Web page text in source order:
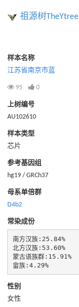
祖源树TheYtree
样本名称
江苏省南京市蓝
95 0
上树编号
AU102610
样本类型
芯片
参考基因组
hg19 / GRCh37
母系单倍群
D4b2
常染成份
南方汉族:25.84%
北方汉族:53.60%
蒙古语族群:15.91%
畲族:4.29%
性别
女性